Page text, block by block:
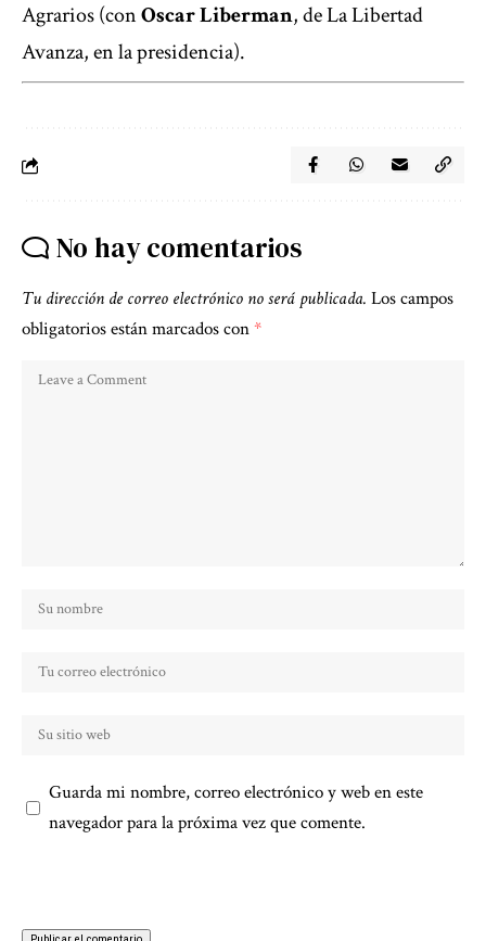
Agrarios (conOscar Liberman, de La Libertad
Avanza, en la presidencia).
No hay comentarios
Tu dirección de correo electrónico no será publicada. Los campos
obligatorios están marcados con*
Guarda mi nombre, correo electrónico y web en este
navegador para la próxima vez que comente.